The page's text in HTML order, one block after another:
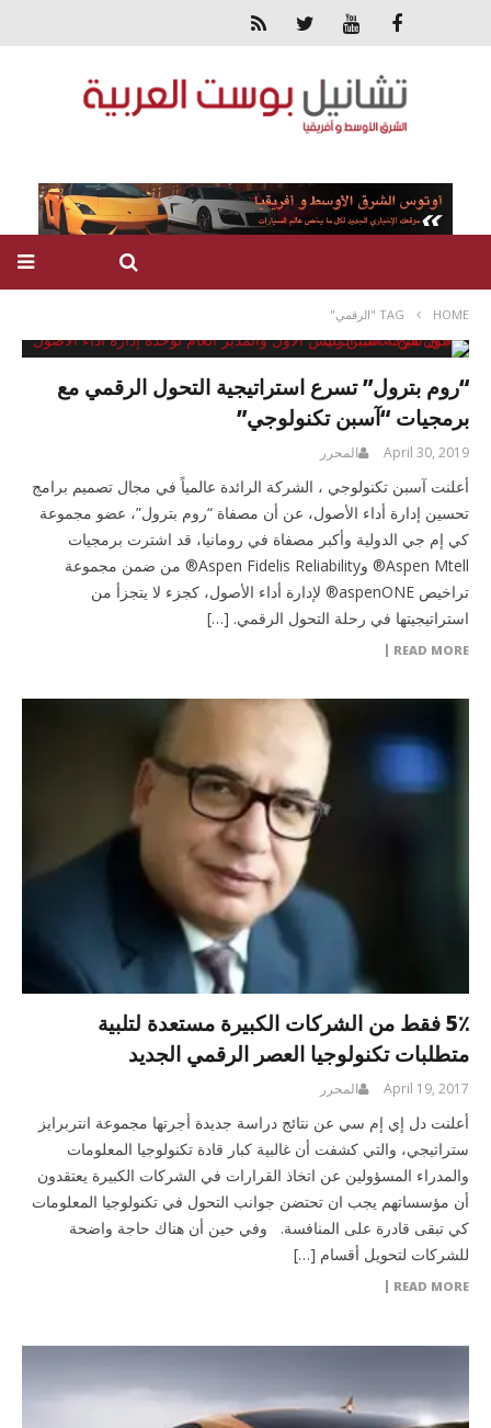
HOME TAG "الرقمي"
“روم بترول” تسرع استراتيجية التحول الرقمي مع
برمجيات “آسبن تكنولوجي”
April 30, 2019 المحرر
أعلنت آسبن تكنولوجي ، الشركة الرائدة عالمياً في مجال تصميم برامج
تحسين إدارة أداء الأصول، عن أن مصفاة “روم بترول”، عضو مجموعة
كي إم جي الدولية وأكبر مصفاة في رومانيا، قد اشترت برمجيات
Aspen Mtell® وAspen Fidelis Reliability® من ضمن مجموعة
تراخيص aspenONE® لإدارة أداء الأصول، كجزء لا يتجزأ من
استراتيجيتها في رحلة التحول الرقمي. […]
READ MORE
5٪ فقط من الشركات الكبيرة مستعدة لتلبية
متطلبات تكنولوجيا العصر الرقمي الجديد
April 19, 2017 المحرر
أعلنت دل إي إم سي عن نتائج دراسة جديدة أجرتها مجموعة انتربرايز
ستراتيجي، والتي كشفت أن غالبية كبار قادة تكنولوجيا المعلومات
والمدراء المسؤولين عن اتخاذ القرارات في الشركات الكبيرة يعتقدون
أن مؤسساتهم يجب ان تحتضن جوانب التحول في تكنولوجيا المعلومات
كي تبقى قادرة على المنافسة. وفي حين أن هناك حاجة واضحة
للشركات لتحويل أقسام […]
READ MORE